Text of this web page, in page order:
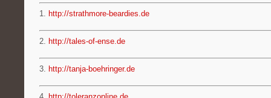
1. http://strathmore-beardies.de
2. http://tales-of-ense.de
3. http://tanja-boehringer.de